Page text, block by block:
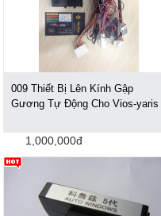
009 Thiết Bị Lên Kính Gập
Gương Tự Động Cho Vios-yaris
1,000,000đ